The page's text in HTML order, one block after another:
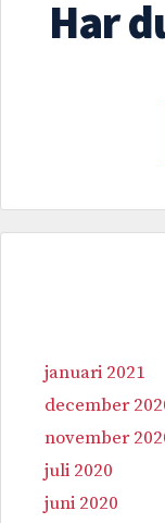
Har
januari 2021
december
november
juli 2020
juni 2020